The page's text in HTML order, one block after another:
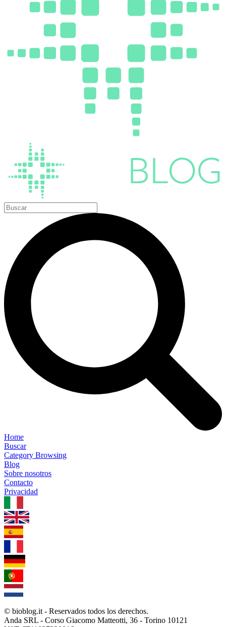
Home
Buscar
Category Browsing
Blog
Sobre nosotros
Contacto
Privacidad
© bioblog.it - Reservados todos los derechos.
Anda SRL - Corso Giacomo Matteotti, 36 - Torino 10121